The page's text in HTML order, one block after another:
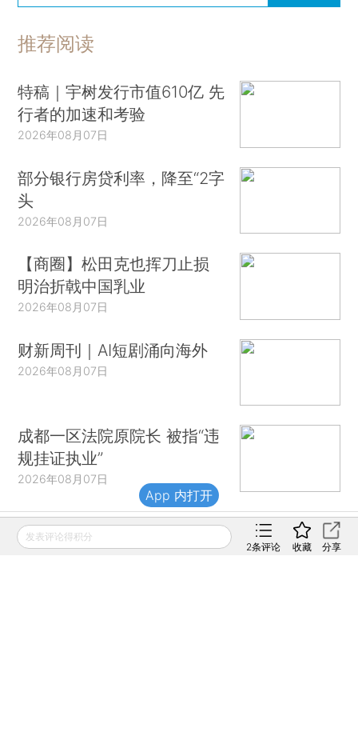
推荐阅读
特稿｜宇树发行市值610亿 先
行者的加速和考验
2026年08月07日
部分银行房贷利率，降至“2字
头
2026年08月07日
【商圈】松田克也挥刀止损
明治折戟中国乳业
2026年08月07日
财新周刊｜AI短剧涌向海外
2026年08月07日
成都一区法院原院长 被指“违
规挂证执业”
2026年08月07日
财新移动
发表评论得积分
2条评论 收藏 分享
App 内打开